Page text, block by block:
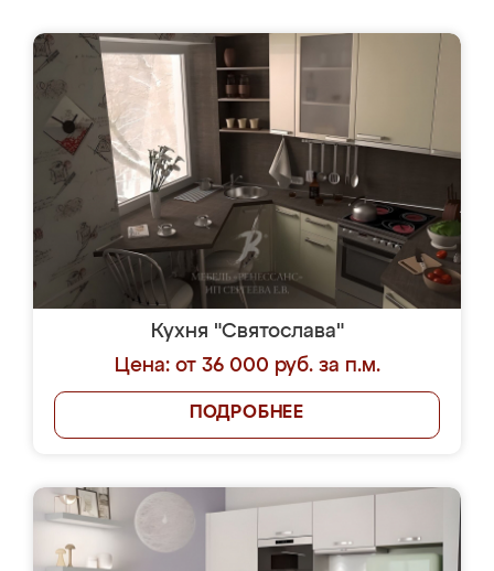
Кухня "Святослава"
Цена: от 36 000 руб. за п.м.
ПОДРОБНЕЕ